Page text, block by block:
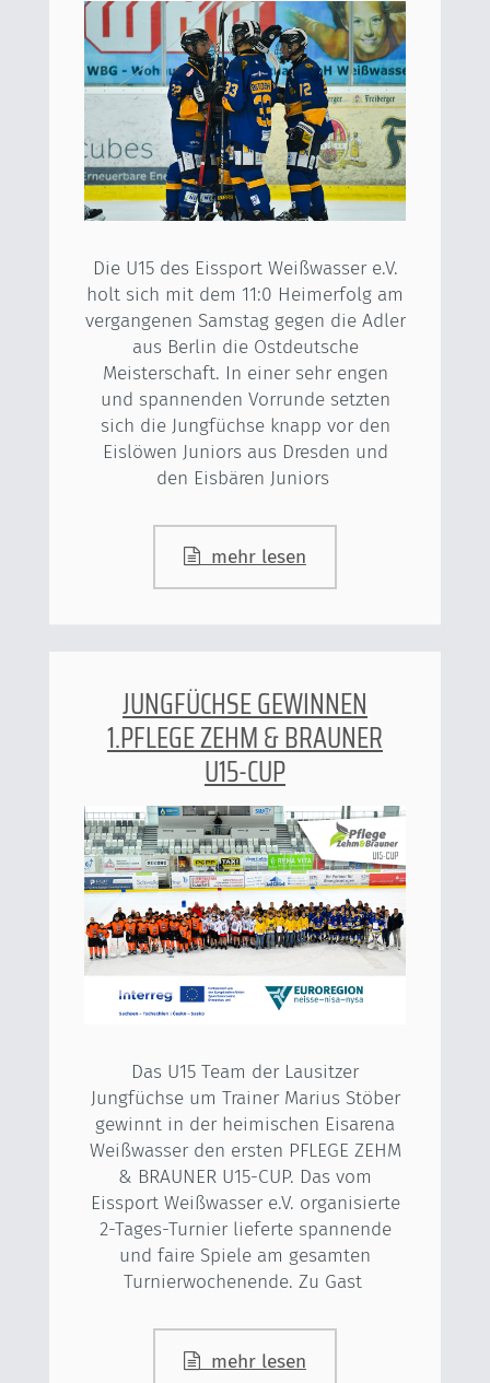
Die U15 des Eissport Weißwasser e.V.
holt sich mit dem 11:0 Heimerfolg am
vergangenen Samstag gegen die Adler
aus Berlin die Ostdeutsche
Meisterschaft. In einer sehr engen
und spannenden Vorrunde setzten
sich die Jungfüchse knapp vor den
Eislöwen Juniors aus Dresden und
den Eisbären Juniors
mehr lesen
JUNGFÜCHSE GEWINNEN
1.PFLEGE ZEHM & BRAUNER
U15-CUP
Das U15 Team der Lausitzer
Jungfüchse um Trainer Marius Stöber
gewinnt in der heimischen Eisarena
Weißwasser den ersten PFLEGE ZEHM
& BRAUNER U15-CUP. Das vom
Eissport Weißwasser e.V. organisierte
2-Tages-Turnier lieferte spannende
und faire Spiele am gesamten
Turnierwochenende. Zu Gast
mehr lesen